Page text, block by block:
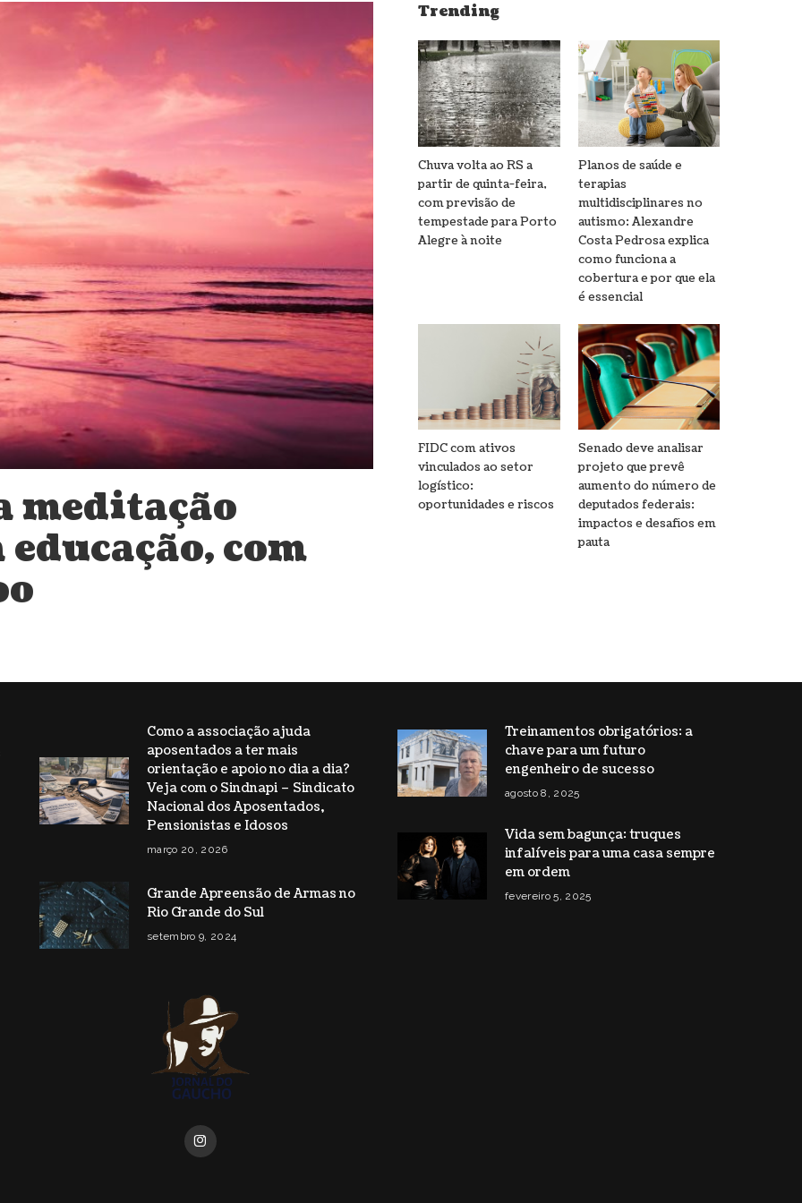
meditação
com
Trending
Chuva volta ao RS a
partir de quinta-feira,
com previsão de
tempestade para Porto
Alegre à noite
Planos de saúde e
terapias
multidisciplinares no
autismo: Alexandre
Costa Pedrosa explica
como funciona a
cobertura e por que ela
é essencial
FIDC com ativos
vinculados ao setor
logístico:
oportunidades e riscos
Senado deve analisar
projeto que prevê
aumento do número de
deputados federais:
impactos e desafios em
pauta
Como a associação ajuda
aposentados a ter mais
orientação e apoio no dia a dia?
Veja com o Sindnapi – Sindicato
Nacional dos Aposentados,
Pensionistas e Idosos
março 20, 2026
Grande Apreensão de Armas no
Rio Grande do Sul
setembro 9, 2024
Treinamentos obrigatórios: a
chave para um futuro
engenheiro de sucesso
agosto 8, 2025
Vida sem bagunça: truques
infalíveis para uma casa sempre
em ordem
fevereiro 5, 2025